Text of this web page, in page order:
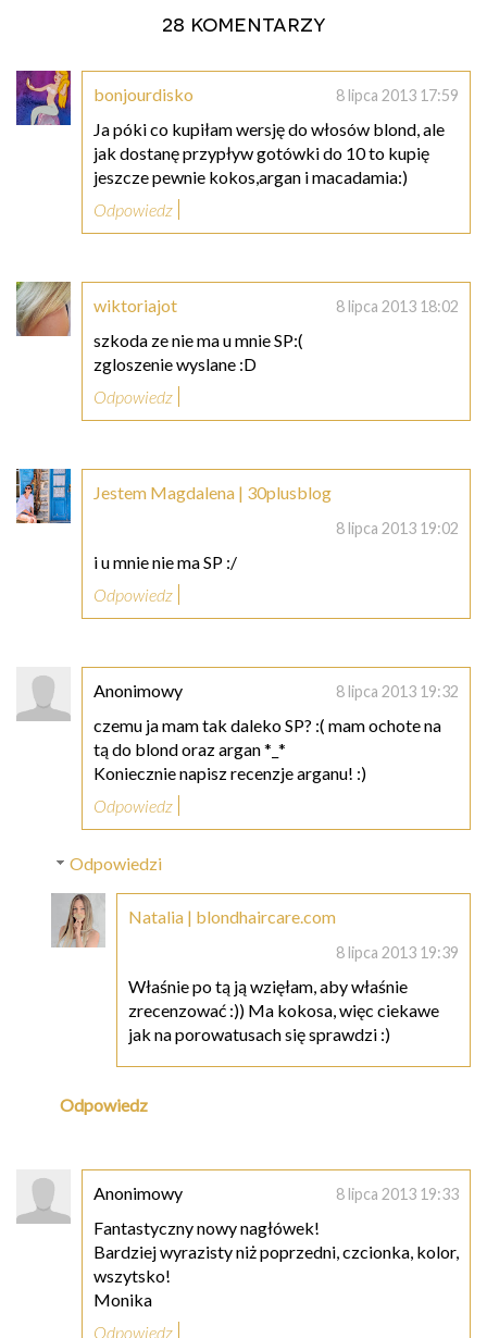
28 komentarzy
bonjourdisko 8 lipca 2013 17:59
Ja póki co kupiłam wersję do włosów blond, ale
jak dostanę przypływ gotówki do 10 to kupię
jeszcze pewnie kokos,argan i macadamia:)
Odpowiedz
wiktoriajot 8 lipca 2013 18:02
szkoda ze nie ma u mnie SP:(
zgloszenie wyslane :D
Odpowiedz
Jestem Magdalena | 30plusblog
8 lipca 2013 19:02
i u mnie nie ma SP :/
Odpowiedz
Anonimowy 8 lipca 2013 19:32
czemu ja mam tak daleko SP? :( mam ochote na
tą do blond oraz argan *_*
Koniecznie napisz recenzje arganu! :)
Odpowiedz
Odpowiedzi
Natalia | blondhaircare.com
8 lipca 2013 19:39
Właśnie po tą ją wzięłam, aby właśnie
zrecenzować :)) Ma kokosa, więc ciekawe
jak na porowatusach się sprawdzi :)
Odpowiedz
Anonimowy 8 lipca 2013 19:33
Fantastyczny nowy nagłówek!
Bardziej wyrazisty niż poprzedni, czcionka, kolor,
wszytsko!
Monika
Odpowiedz